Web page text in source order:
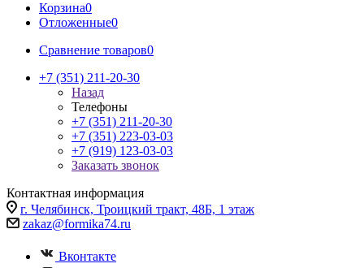
Корзина0
Отложенные0
Сравнение товаров0
+7 (351) 211-20-30
Назад
Телефоны
+7 (351) 211-20-30
+7 (351) 223-03-03
+7 (919) 123-03-03
Заказать звонок
Контактная информация
г. Челябинск, Троицкий тракт, 48Б, 1 этаж
zakaz@formika74.ru
Вконтакте